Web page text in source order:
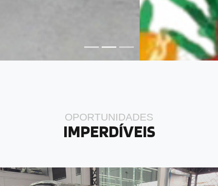
OPORTUNIDADES
IMPERDÍVEIS